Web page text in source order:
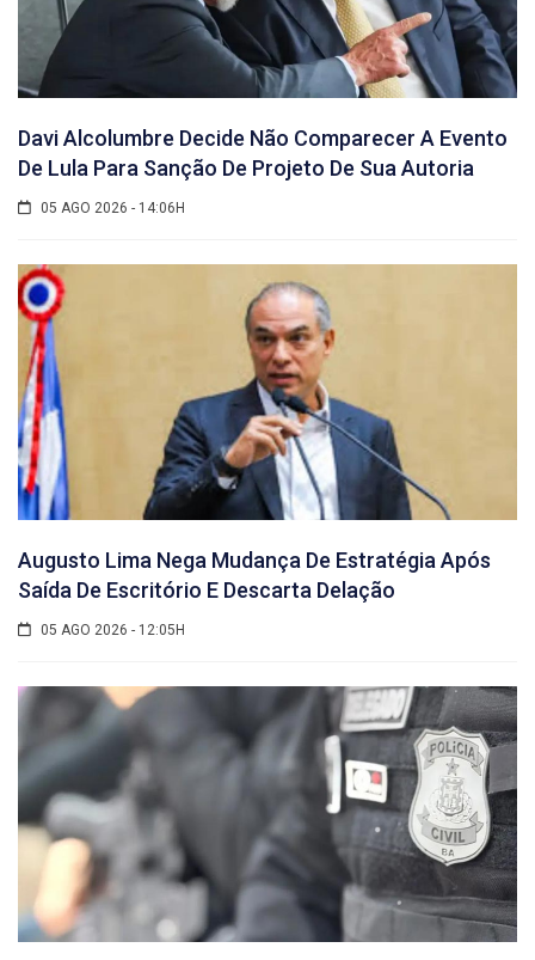
Davi Alcolumbre Decide Não Comparecer A Evento
De Lula Para Sanção De Projeto De Sua Autoria
05 AGO 2026 - 14:06H
Augusto Lima Nega Mudança De Estratégia Após
Saída De Escritório E Descarta Delação
05 AGO 2026 - 12:05H